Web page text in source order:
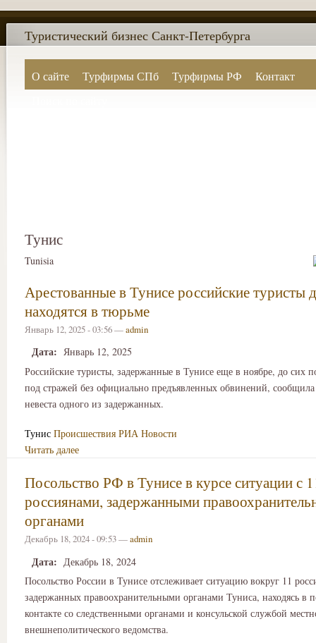
О сайте Турфирмы СПб Турфирмы РФ
Контакт
Туристический бизнес Санкт-Петербурга
Тунис
Tunisia
Арестованные в Тунисе российские туристы
находятся в тюрьме
Январь 12, 2025 - 03:56 —admin
Дата: Январь 12, 2025
Российские туристы, задержанные в Тунисе еще в ноябре, до сих
под стражей без официально предъявленных обвинений,
невеста одного из задержанных.
Тунис Происшествия РИА Новости
Читать далее
Посольство РФ в Тунисе в курсе ситуации с
россиянами, задержанными
органами
Декабрь 18, 2024 - 09:53 —admin
Дата: Декабрь 18, 2024
Посольство России в Тунисе отслеживает ситуацию вокруг 11
задержанных правоохранительными органами Туниса, находясь в
контакте со следственными органами и консульской службой
внешнеполитического ведомства.